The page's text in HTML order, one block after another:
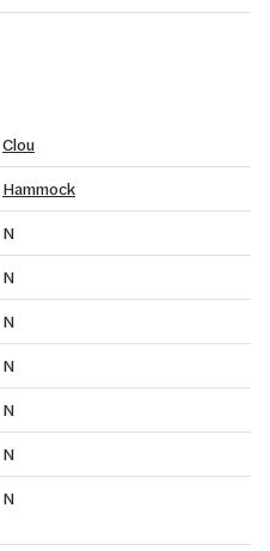
Clou
Hammock
N
N
N
N
N
N
N